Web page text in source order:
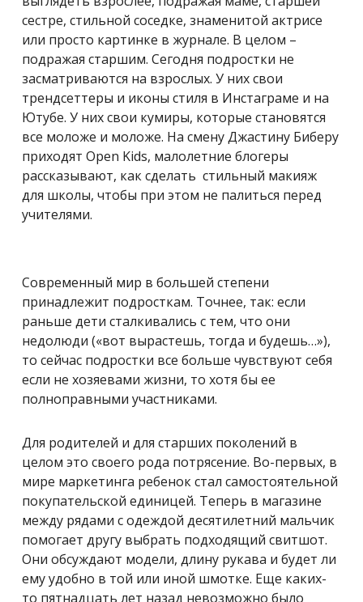
сестре, стильной соседке, знаменитой актрисе
или просто картинке в журнале. В целом –
подражая старшим. Сегодня подростки не
засматриваются на взрослых. У них свои
трендсеттеры и иконы стиля в Инстаграме и на
Ютубе. У них свои кумиры, которые становятся
все моложе и моложе. На смену Джастину Биберу
приходят Open Kids, малолетние блогеры
рассказывают, как сделать стильный макияж
для школы, чтобы при этом не палиться перед
учителями.
Современный мир в большей степени
принадлежит подросткам. Точнее, так: если
раньше дети сталкивались с тем, что они
недолюди («вот вырастешь, тогда и будешь…»),
то сейчас подростки все больше чувствуют себя
если не хозяевами жизни, то хотя бы ее
полноправными участниками.
Для родителей и для старших поколений в
целом это своего рода потрясение. Во-первых, в
мире маркетинга ребенок стал самостоятельной
покупательской единицей. Теперь в магазине
между рядами с одеждой десятилетний мальчик
помогает другу выбрать подходящий свитшот.
Они обсуждают модели, длину рукава и будет ли
ему удобно в той или иной шмотке. Еще каких-
то пятнадцать лет назад невозможно было